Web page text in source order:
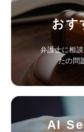
おす
弁護士に相
たの問
AI